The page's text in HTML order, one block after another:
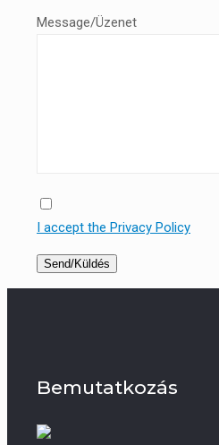
Message/Üzenet
I accept the Privacy Policy
Bemutatkozás